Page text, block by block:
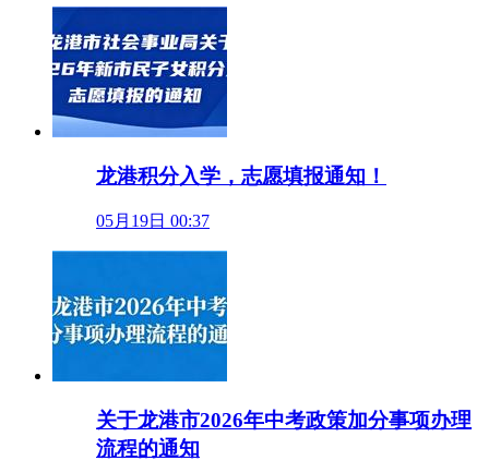
龙港积分入学，志愿填报通知！
05月19日 00:37
关于龙港市2026年中考政策加分事项办理
流程的通知